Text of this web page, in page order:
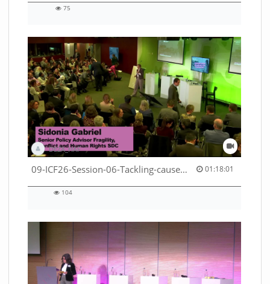
75
DEZA_HAF
09-ICF26-Session-06-Tackling-causes-of-crises-not-symptoms-53529531690001791 01:18:01
01:18:01 duration
104